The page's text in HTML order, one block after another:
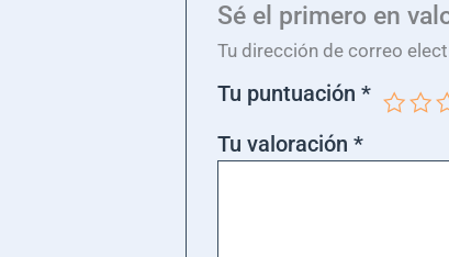
Sé el primero en
Tu dirección de correo
Tu puntuación*
Tu valoración*